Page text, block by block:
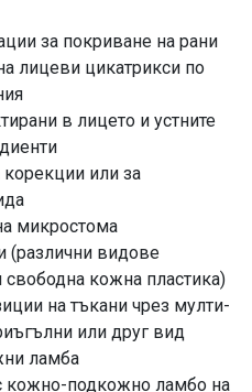
за покриване на рани
лицеви цикатрикси по
в лицето и устните
или за
микростома
(различни видове
кожна пластика)
на тъкани чрез мулти-
или друг вид
ламба
кожно-подкожно ламбо на